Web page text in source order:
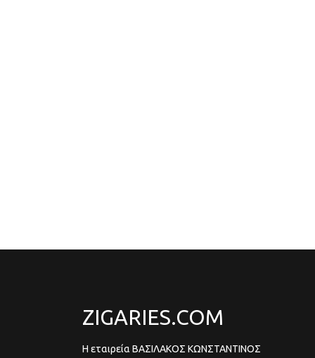
ZIGARIES.COM
Η εταιρεία ΒΑΣΙΛΑΚΟΣ ΚΩΝΣΤΑΝΤΙΝΟΣ